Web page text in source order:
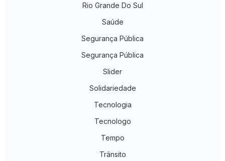
Rio Grande Do Sul
Saúde
Segurança Pública
Segurança Pública
Slider
Solidariedade
Tecnologia
Tecnologo
Tempo
Trânsito